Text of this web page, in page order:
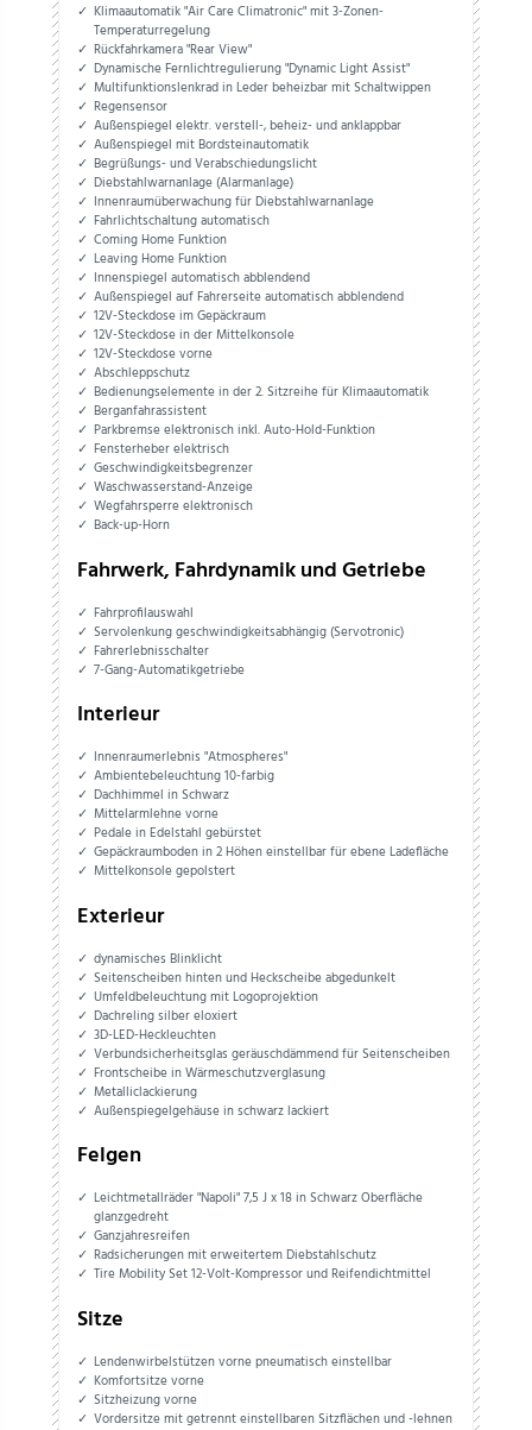
Klimaautomatik "Air Care Climatronic" mit 3-Zonen-
Temperaturregelung
Rückfahrkamera "Rear View"
Dynamische Fernlichtregulierung "Dynamic Light Assist"
Multifunktionslenkrad in Leder beheizbar mit Schaltwippen
Regensensor
Außenspiegel elektr. verstell-, beheiz- und anklappbar
Außenspiegel mit Bordsteinautomatik
Begrüßungs- und Verabschiedungslicht
Diebstahlwarnanlage (Alarmanlage)
Innenraumüberwachung für Diebstahlwarnanlage
Fahrlichtschaltung automatisch
Coming Home Funktion
Leaving Home Funktion
Innenspiegel automatisch abblendend
Außenspiegel auf Fahrerseite automatisch abblendend
12V-Steckdose im Gepäckraum
12V-Steckdose in der Mittelkonsole
12V-Steckdose vorne
Abschleppschutz
Bedienungselemente in der 2. Sitzreihe für Klimaautomatik
Berganfahrassistent
Parkbremse elektronisch inkl. Auto-Hold-Funktion
Fensterheber elektrisch
Geschwindigkeitsbegrenzer
Waschwasserstand-Anzeige
Wegfahrsperre elektronisch
Back-up-Horn
Fahrwerk, Fahrdynamik und Getriebe
Fahrprofilauswahl
Servolenkung geschwindigkeitsabhängig (Servotronic)
Fahrerlebnisschalter
7-Gang-Automatikgetriebe
Interieur
Innenraumerlebnis "Atmospheres"
Ambientebeleuchtung 10-farbig
Dachhimmel in Schwarz
Mittelarmlehne vorne
Pedale in Edelstahl gebürstet
Gepäckraumboden in 2 Höhen einstellbar für ebene Ladefläche
Mittelkonsole gepolstert
Exterieur
dynamisches Blinklicht
Seitenscheiben hinten und Heckscheibe abgedunkelt
Umfeldbeleuchtung mit Logoprojektion
Dachreling silber eloxiert
3D-LED-Heckleuchten
Verbundsicherheitsglas geräuschdämmend für Seitenscheiben
Frontscheibe in Wärmeschutzverglasung
Metalliclackierung
Außenspiegelgehäuse in schwarz lackiert
Felgen
Leichtmetallräder "Napoli" 7,5 J x 18 in Schwarz Oberfläche
glanzgedreht
Ganzjahresreifen
Radsicherungen mit erweitertem Diebstahlschutz
Tire Mobility Set 12-Volt-Kompressor und Reifendichtmittel
Sitze
Lendenwirbelstützen vorne pneumatisch einstellbar
Komfortsitze vorne
Sitzheizung vorne
Vordersitze mit getrennt einstellbaren Sitzflächen und -lehnen